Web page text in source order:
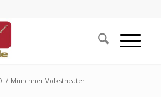
/ Münchner Volkstheater